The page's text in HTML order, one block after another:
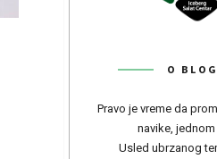
O
Pravo je vreme da
navike, jednom
Usled ubrzanog